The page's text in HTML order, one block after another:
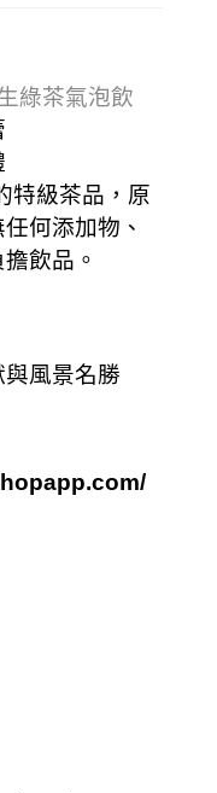
綠茶氣泡飲
特級茶品，原
何添加物、
飲品。
風景名勝